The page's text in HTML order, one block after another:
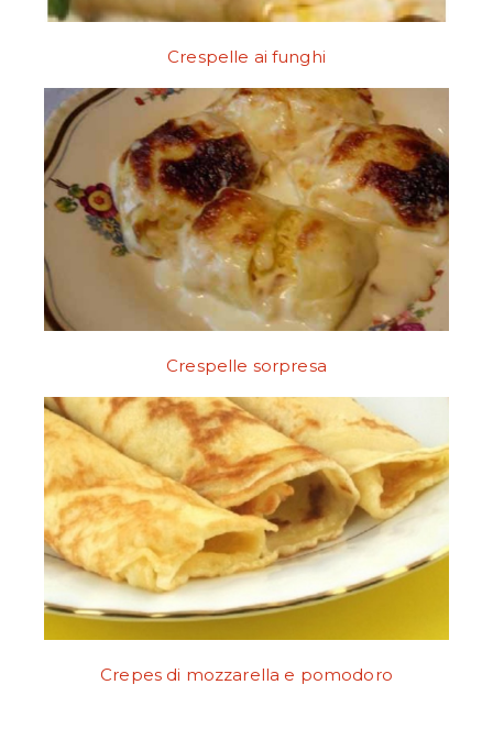
Crespelle ai funghi
Crespelle sorpresa
Crepes di mozzarella e pomodoro